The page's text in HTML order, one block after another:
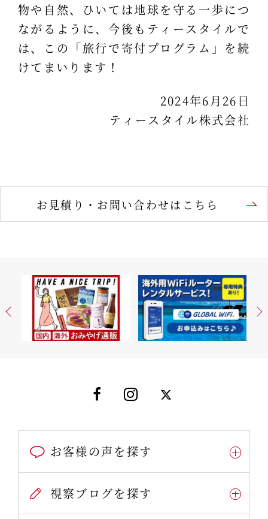
物や自然、ひいては地球を守る一歩につ
ながるように、今後もティースタイルで
は、この「旅行で寄付プログラム」を続
けてまいります！
2024年6月26日
ティースタイル株式会社
お見積り・お問い合わせはこちら
お客様の声を探す
視察ブログを探す